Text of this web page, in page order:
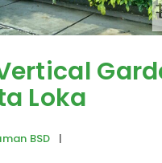
Loka
BSD |